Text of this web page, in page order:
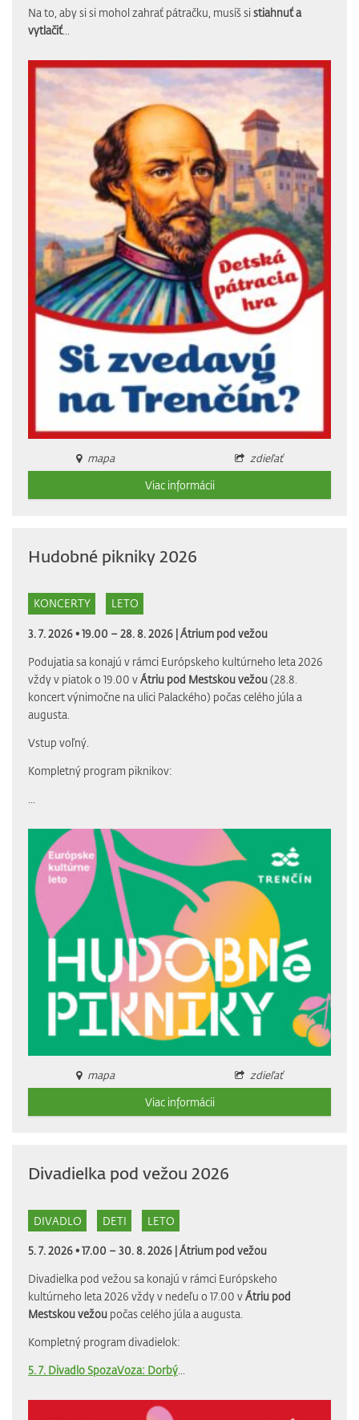
Na to, aby si si mohol zahrať pátračku, musíš sistiahnuť a
vytlačiť...
mapa
zdieľať
Viac informácii
Hudobné pikniky 2026
KONCERTY LETO
3. 7. 2026 • 19.00 – 28. 8. 2026 |Átrium pod vežou
Podujatia sa konajú v rámci Európskeho kultúrneho leta 2026
vždy v piatok o 19.00 vÁtriu pod Mestskou vežou(28.8.
koncert výnimočne na ulici Palackého) počas celého júla a
augusta.
Vstup voľný.
Kompletný program piknikov:
mapa
zdieľať
Viac informácii
Divadielka pod vežou 2026
DIVADLO DETI LETO
5. 7. 2026 • 17.00 – 30. 8. 2026 |Átrium pod vežou
Divadielka pod vežou sa konajú v rámci Európskeho
kultúrneho leta 2026 vždy v nedeľu o 17.00 vÁtriu pod
Mestskou vežou počas celého júla a augusta.
Kompletný program divadielok:
5. 7. Divadlo SpozaVoza: Dorbý